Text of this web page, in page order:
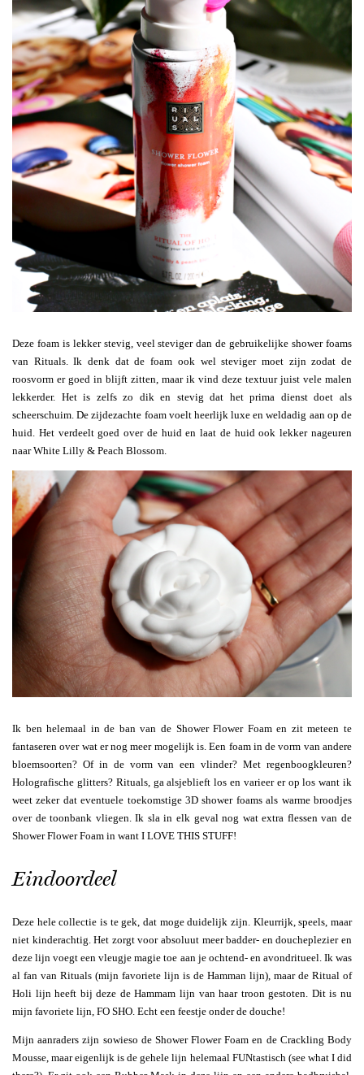
Deze foam is lekker stevig, veel steviger dan de gebruikelijke shower foams
van Rituals. Ik denk dat de foam ook wel steviger moet zijn zodat de
roosvorm er goed in blijft zitten, maar ik vind deze textuur juist vele malen
lekkerder. Het is zelfs zo dik en stevig dat het prima dienst doet als
scheerschuim. De zijdezachte foam voelt heerlijk luxe en weldadig aan op de
huid. Het verdeelt goed over de huid en laat de huid ook lekker nageuren
naar White Lilly & Peach Blossom.
Ik ben helemaal in de ban van de Shower Flower Foam en zit meteen te
fantaseren over wat er nog meer mogelijk is. Een foam in de vorm van andere
bloemsoorten? Of in de vorm van een vlinder? Met regenboogkleuren?
Holografische glitters? Rituals, ga alsjeblieft los en varieer er op los want ik
weet zeker dat eventuele toekomstige 3D shower foams als warme broodjes
over de toonbank vliegen. Ik sla in elk geval nog wat extra flessen van de
Shower Flower Foam in want I LOVE THIS STUFF!
Eindoordeel
Deze hele collectie is te gek, dat moge duidelijk zijn. Kleurrijk, speels, maar
niet kinderachtig. Het zorgt voor absoluut meer badder- en doucheplezier en
deze lijn voegt een vleugje magie toe aan je ochtend- en avondritueel. Ik was
al fan van Rituals (mijn favoriete lijn is de Hamman lijn), maar de Ritual of
Holi lijn heeft bij deze de Hammam lijn van haar troon gestoten. Dit is nu
mijn favoriete lijn, FO SHO. Echt een feestje onder de douche!
Mijn aanraders zijn sowieso de Shower Flower Foam en de Crackling Body
Mousse, maar eigenlijk is de gehele lijn helemaal FUNtastisch (see what I did